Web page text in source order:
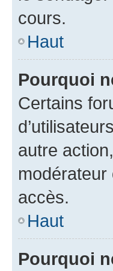
cours.
Haut
Pourquoi
Certains
autre
accès.
Haut
Pourquoi